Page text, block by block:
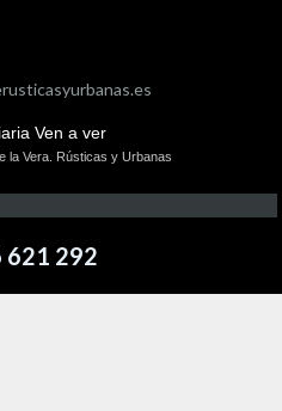
la Vera. Rústicas y Urbanas
621 292